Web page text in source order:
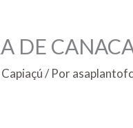
DE
/ Porasaplantofc